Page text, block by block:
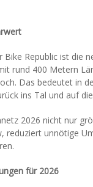
Republic ist die
rund 400 Metern
Das bedeutet in
ins Tal und auf
2026 nicht nur
reduziert unnötige
für 2026